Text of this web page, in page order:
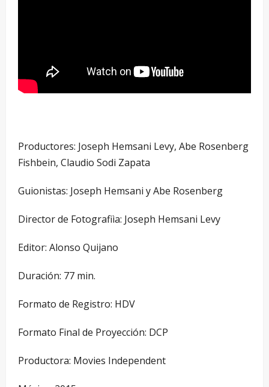
Productores: Joseph Hemsani Levy, Abe Rosenberg
Fishbein, Claudio Sodi Zapata
Guionistas: Joseph Hemsani y Abe Rosenberg
Director de Fotografiìa: Joseph Hemsani Levy
Editor: Alonso Quijano
Duración: 77 min.
Formato de Registro: HDV
Formato Final de Proyección: DCP
Productora: Movies Independent